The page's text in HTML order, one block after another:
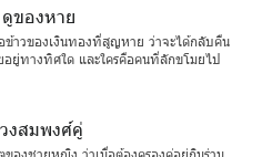
ของหาย
ข้าวของเงินทองที่สูญหาย ว่าจะได้กลับคืน
ยู่ทางทิศใด และใครคือคนที่ลักขโมยไป
งสมพงศ์คู่